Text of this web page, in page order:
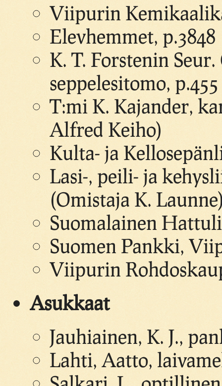
Viipurin
Elevhemmet, p.3848
K. T. Forstenin
seppelesitomo, p.455
T:mi K. Kajander,
Alfred Keiho)
Kulta- ja
Lasi-, peili- ja
(Omistaja K.
Suomalainen
Suomen Pankki,
Viipurin
Asukkaat
Jauhiainen, K. J.,
Lahti, Aatto,